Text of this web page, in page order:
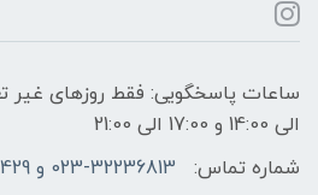
الی 14:00 و 17:00 الی 21:00
شماره تماس:
023-32236813 و 09198551429